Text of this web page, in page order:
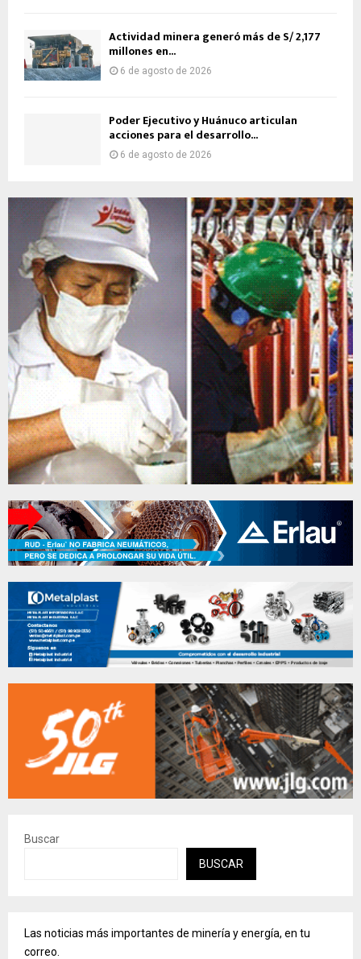
Actividad minera generó más de S/ 2,177
millones en...
6 de agosto de 2026
Poder Ejecutivo y Huánuco articulan
acciones para el desarrollo...
6 de agosto de 2026
Buscar
BUSCAR
Las noticias más importantes de minería y energía, en tu
correo.